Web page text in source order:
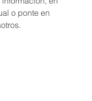
o ponte en